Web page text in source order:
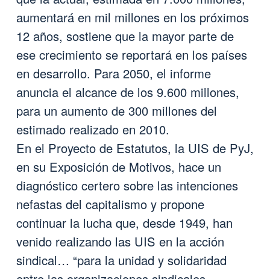
aumentará en mil millones en los próximos
12 años, sostiene que la mayor parte de
ese crecimiento se reportará en los países
en desarrollo. Para 2050, el informe
anuncia el alcance de los 9.600 millones,
para un aumento de 300 millones del
estimado realizado en 2010.
En el Proyecto de Estatutos, la UIS de PyJ,
en su Exposición de Motivos, hace un
diagnóstico certero sobre las intenciones
nefastas del capitalismo y propone
continuar la lucha que, desde 1949, han
venido realizando las UIS en la acción
sindical… “para la unidad y solidaridad